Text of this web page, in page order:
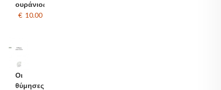
ουράνιος
€ 10.00
Οι
θύμησες